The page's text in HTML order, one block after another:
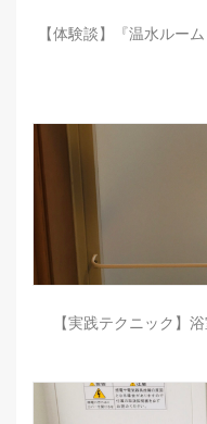
【体験談】『温水ルー
【実践テクニック】